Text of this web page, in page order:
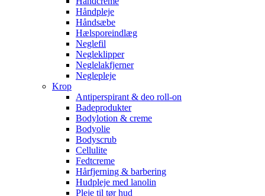
Håndpleje
Håndsæbe
Hælsporeindlæg
Neglefil
Negleklipper
Neglelakfjerner
Neglepleje
Krop
Antiperspirant & deo roll-on
Badeprodukter
Bodylotion & creme
Bodyolie
Bodyscrub
Cellulite
Fedtcreme
Hårfjerning & barbering
Hudpleje med lanolin
Pleje til tør hud